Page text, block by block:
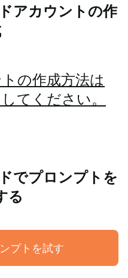
アカウントの作
の作成方法は
てください。
でプロンプトを
る
プトを試す